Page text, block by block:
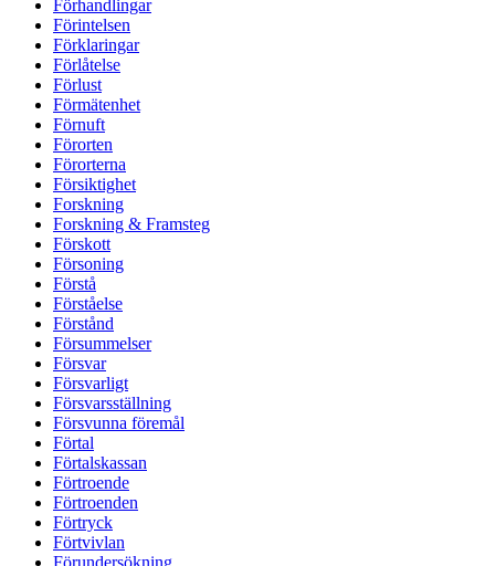
Förhandlingar
Förintelsen
Förklaringar
Förlåtelse
Förlust
Förmätenhet
Förnuft
Förorten
Förorterna
Försiktighet
Forskning
Forskning & Framsteg
Förskott
Försoning
Förstå
Förståelse
Förstånd
Försummelser
Försvar
Försvarligt
Försvarsställning
Försvunna föremål
Förtal
Förtalskassan
Förtroende
Förtroenden
Förtryck
Förtvivlan
Förundersökning